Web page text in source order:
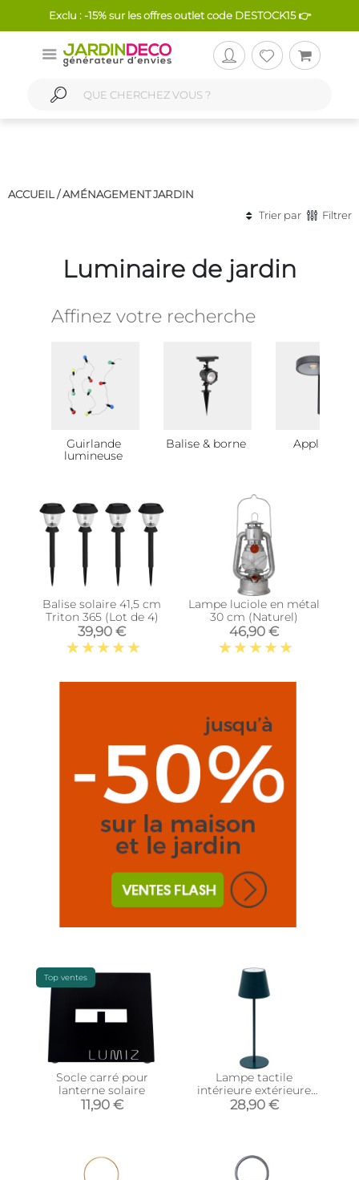
Exclu : -15% sur les offres outlet code DESTOCK15 👉
ACCUEIL /AMÉNAGEMENT JARDIN
Trier par
Filtrer
Luminaire de jardin
Affinez votre recherche
Guirlande
lumineuse
Balise & borne Applique
Balise solaire 41,5 cm
Triton 365 (Lot de 4)
39,90 €
Lampe luciole en métal
30 cm (Naturel)
46,90 €
Top ventes
Socle carré pour
lanterne solaire
11,90 €
Lampe tactile
intérieure extérieure
led 36 cm (Bleu)
28,90 €